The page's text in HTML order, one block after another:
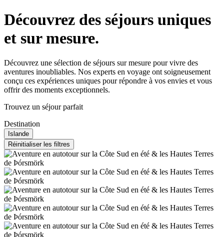
Découvrez des séjours uniques
et sur mesure.
Découvrez une sélection de séjours sur mesure pour vivre des
aventures inoubliables. Nos experts en voyage ont soigneusement
conçu ces expériences uniques pour répondre à vos envies et vous
offrir des moments exceptionnels.
Trouvez un séjour parfait
Destination
Islande
Réinitialiser les filtres